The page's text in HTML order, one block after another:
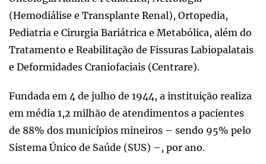
(Hemodiálise e Transplante Renal), Ortopedia,
Pediatria e Cirurgia Bariátrica e Metabólica, além do
Tratamento e Reabilitação de Fissuras Labiopalatais
e Deformidades Craniofaciais (Centrare).
Fundada em 4 de julho de 1944, a instituição realiza
em média 1,2 milhão de atendimentos a pacientes
de 88% dos municípios mineiros – sendo 95% pelo
Sistema Único de Saúde (SUS) –, por ano.